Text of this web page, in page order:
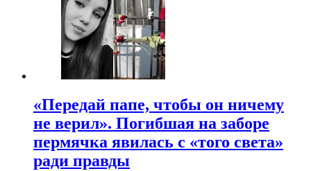
«Передай папе, чтобы он ничему
не верил». Погибшая на заборе
пермячка явилась с «того света»
ради правды